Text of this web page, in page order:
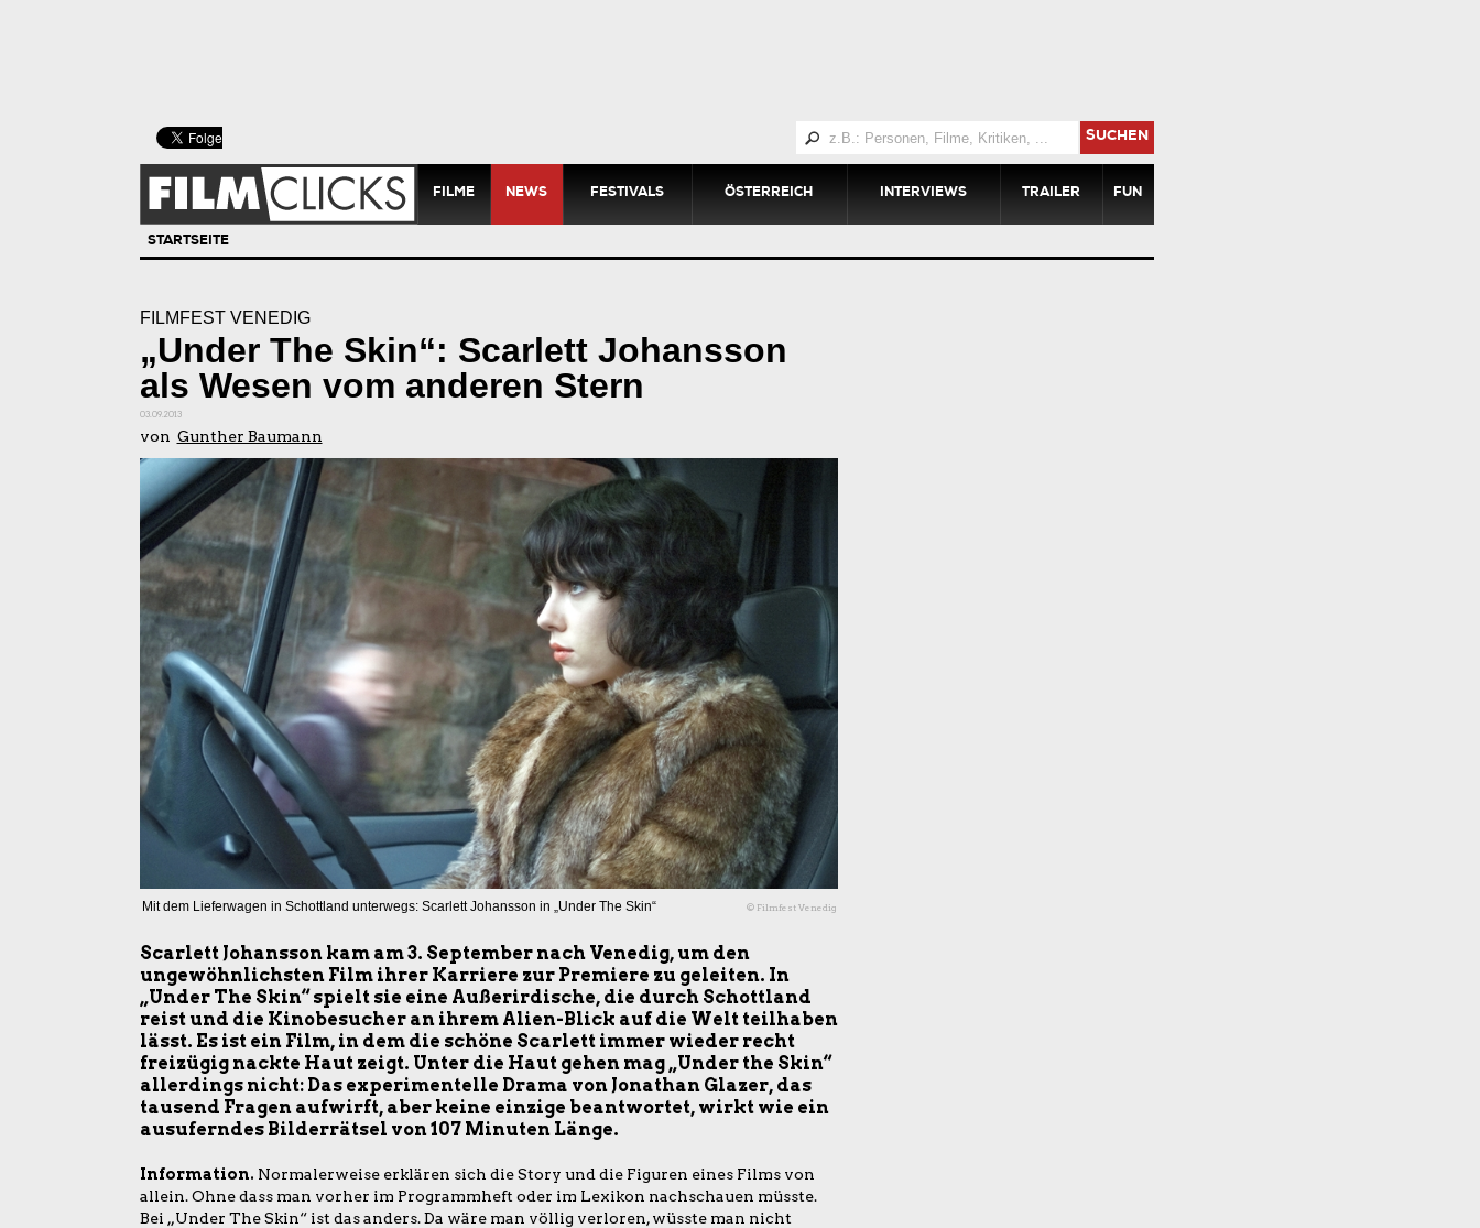
SUCHEN
FILME NEWS FESTIVALS ÖSTERREICH INTERVIEWS TRAILER FUN
STARTSEITE
FILMFEST VENEDIG
„Under The Skin“: Scarlett Johansson
als Wesen vom anderen Stern
03.09.2013
von Gunther Baumann
Mit dem Lieferwagen in Schottland unterwegs: Scarlett Johansson in „Under The Skin“ © Filmfest Venedig
Scarlett Johansson kam am 3. September nach Venedig, um den
ungewöhnlichsten Film ihrer Karriere zur Premiere zu geleiten. In
„Under The Skin“ spielt sie eine Außerirdische, die durch Schottland
reist und die Kinobesucher an ihrem Alien-Blick auf die Welt teilhaben
lässt. Es ist ein Film, in dem die schöne Scarlett immer wieder recht
freizügig nackte Haut zeigt. Unter die Haut gehen mag „Under the Skin“
allerdings nicht: Das experimentelle Drama von Jonathan Glazer, das
tausend Fragen aufwirft, aber keine einzige beantwortet, wirkt wie ein
ausuferndes Bilderrätsel von 107 Minuten Länge.
Information. Normalerweise erklären sich die Story und die Figuren eines Films von
allein. Ohne dass man vorher im Programmheft oder im Lexikon nachschauen müsste.
Bei „Under The Skin“ ist das anders. Da wäre man völlig verloren, wüsste man nicht